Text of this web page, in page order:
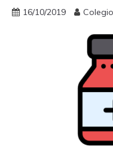
16/10/2019